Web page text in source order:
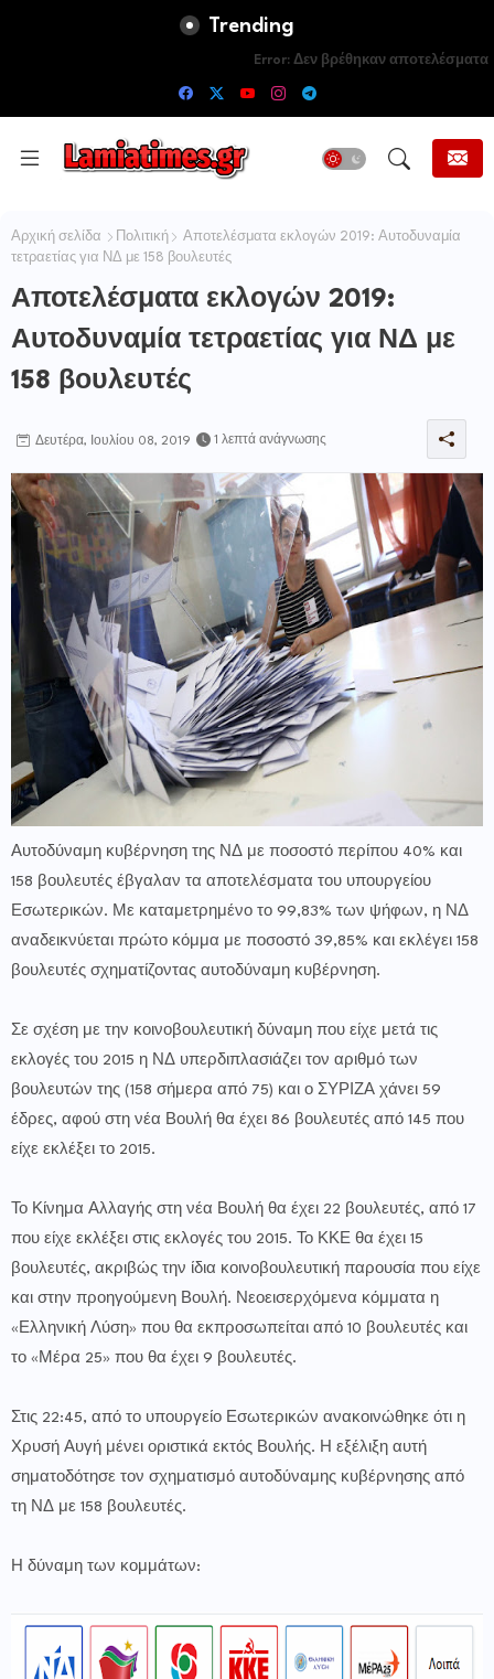
Trending
Error: Δεν βρέθηκαν αποτελέσματα
Αρχική σελίδα Πολιτική
Αποτελέσματα εκλογών 2019: Αυτοδυναμία
τετραετίας για ΝΔ με 158 βουλευτές
Αποτελέσματα εκλογών 2019:
Αυτοδυναμία τετραετίας για ΝΔ με
158 βουλευτές
Δευτέρα, Ιουλίου 08, 2019 1 λεπτά ανάγνωσης
Αυτοδύναμη κυβέρνηση της ΝΔ με ποσοστό περίπου 40% και
158 βουλευτές έβγαλαν τα αποτελέσματα του υπουργείου
Εσωτερικών. Με καταμετρημένο το 99,83% των ψήφων, η ΝΔ
αναδεικνύεται πρώτο κόμμα με ποσοστό 39,85% και εκλέγει 158
βουλευτές σχηματίζοντας αυτοδύναμη κυβέρνηση.
Σε σχέση με την κοινοβουλευτική δύναμη που είχε μετά τις
εκλογές του 2015 η ΝΔ υπερδιπλασιάζει τον αριθμό των
βουλευτών της (158 σήμερα από 75) και ο ΣΥΡΙΖΑ χάνει 59
έδρες, αφού στη νέα Βουλή θα έχει 86 βουλευτές από 145 που
είχε εκλέξει το 2015.
Το Κίνημα Αλλαγής στη νέα Βουλή θα έχει 22 βουλευτές, από 17
που είχε εκλέξει στις εκλογές του 2015. Το ΚΚΕ θα έχει 15
βουλευτές, ακριβώς την ίδια κοινοβουλευτική παρουσία που είχε
και στην προηγούμενη Βουλή. Νεοεισερχόμενα κόμματα η
«Ελληνική Λύση» που θα εκπροσωπείται από 10 βουλευτές και
το «Μέρα 25» που θα έχει 9 βουλευτές.
Στις 22:45, από το υπουργείο Εσωτερικών ανακοινώθηκε ότι η
Χρυσή Αυγή μένει οριστικά εκτός Βουλής. Η εξέλιξη αυτή
σηματοδότησε τον σχηματισμό αυτοδύναμης κυβέρνησης από
τη ΝΔ με 158 βουλευτές.
Η δύναμη των κομμάτων: